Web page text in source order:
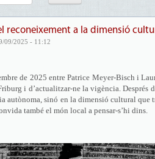
reconeixement a la dimensió
09/2025 - 11:12
de 2025 entre Patrice Meyer-Bisch i
i d’actualitzar-ne la vigència. Després
autònoma, sinó en la dimensió cultural que
també el món local a pensar-s’hi dins.